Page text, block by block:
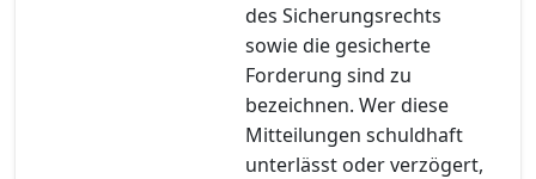
des Sicherungsrechts
sowie die gesicherte
Forderung sind zu
bezeichnen. Wer diese
Mitteilungen schuldhaft
unterlässt oder verzögert,